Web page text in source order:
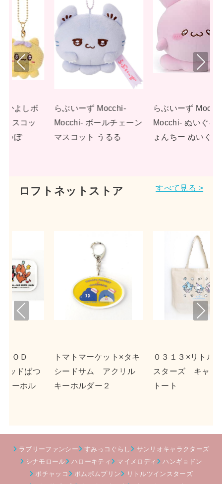
ン
らぶいーず Mocchi-
Mocchi- ぬいぐるみL ぴ
ょんちー ぬいぐるみ
らぶいーず Mocchi-
Mocchi- ぬいぐるみL す
もっぴ ぬいぐるみ
Pre
viou
Nex
t
ロフトネットストア すべて見る >
０３１３×リトルツイン
スターズ キャンバス
トート
ｎｓｎ×ポチャッコ ア
クリルキーホルダー２
Pre
Nex
ラブリーファンシー すみっコぐらし
サンリオキャラクターズ
シナモロール
ハローキティ マイメロディ
ハンギョドン
ポチャッコ
ポムポムプリン
リトルツインスターズ